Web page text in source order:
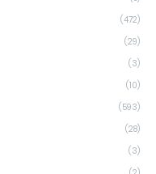
(472)
(29)
(3)
(10)
(593)
(28)
(3)